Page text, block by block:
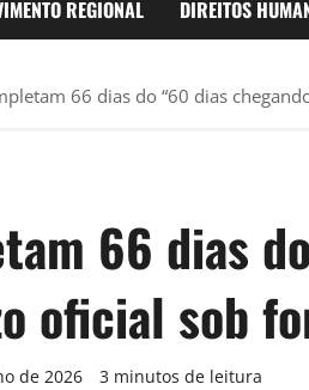
REGIONAL DIREITOS
66 dias do “60 dias
66 dias
oficial sob
de 2026 3 minutos de leitura